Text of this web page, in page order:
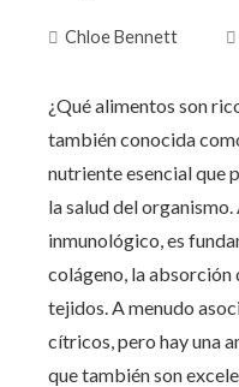
Chloe Bennett
¿Qué alimentos son
también conocida
nutriente esencial que
la salud del
inmunológico, es
colágeno, la absorción
tejidos. A menudo
cítricos, pero hay una
que también son